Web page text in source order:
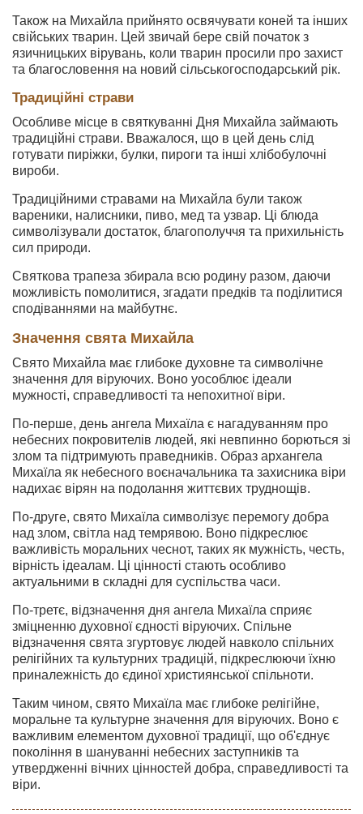
Також на Михайла прийнято освячувати коней та інших
свійських тварин. Цей звичай бере свій початок з
язичницьких вірувань, коли тварин просили про захист
та благословення на новий сільськогосподарський рік.
Традиційні страви
Особливе місце в святкуванні Дня Михайла займають
традиційні страви. Вважалося, що в цей день слід
готувати пиріжки, булки, пироги та інші хлібобулочні
вироби.
Традиційними стравами на Михайла були також
вареники, налисники, пиво, мед та узвар. Ці блюда
символізували достаток, благополуччя та прихильність
сил природи.
Святкова трапеза збирала всю родину разом, даючи
можливість помолитися, згадати предків та поділитися
сподіваннями на майбутнє.
Значення свята Михайла
Свято Михайла має глибоке духовне та символічне
значення для віруючих. Воно уособлює ідеали
мужності, справедливості та непохитної віри.
По-перше, день ангела Михаїла є нагадуванням про
небесних покровителів людей, які невпинно борються зі
злом та підтримують праведників. Образ архангела
Михаїла як небесного воєначальника та захисника віри
надихає вірян на подолання життєвих труднощів.
По-друге, свято Михаїла символізує перемогу добра
над злом, світла над темрявою. Воно підкреслює
важливість моральних чеснот, таких як мужність, честь,
вірність ідеалам. Ці цінності стають особливо
актуальними в складні для суспільства часи.
По-третє, відзначення дня ангела Михаїла сприяє
зміцненню духовної єдності віруючих. Спільне
відзначення свята згуртовує людей навколо спільних
релігійних та культурних традицій, підкреслюючи їхню
приналежність до єдиної християнської спільноти.
Таким чином, свято Михаїла має глибоке релігійне,
моральне та культурне значення для віруючих. Воно є
важливим елементом духовної традиції, що об'єднує
покоління в шануванні небесних заступників та
утвердженні вічних цінностей добра, справедливості та
віри.